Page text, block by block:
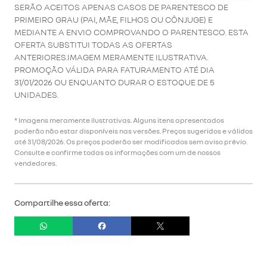
SERÃO ACEITOS APENAS CASOS DE PARENTESCO DE
PRIMEIRO GRAU (PAI, MÃE, FILHOS OU CÔNJUGE) E
MEDIANTE A ENVIO COMPROVANDO O PARENTESCO. ESTA
OFERTA SUBSTITUI TODAS AS OFERTAS
ANTERIORES.IMAGEM MERAMENTE ILUSTRATIVA.
PROMOÇÃO VÁLIDA PARA FATURAMENTO ATÉ DIA
31/01/2026 OU ENQUANTO DURAR O ESTOQUE DE 5
UNIDADES.
* Imagens meramente ilustrativas. Alguns itens apresentados
poderão não estar disponíveis nas versões. Preços sugeridos e válidos
até 31/08/2026. Os preços poderão ser modificados sem aviso prévio.
Consulte e confirme todas as informações com um de nossos
vendedores.
Compartilhe essa oferta: